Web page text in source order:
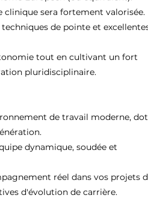
clinique sera fortement valorisée.
de pointe et
tout en cultivant un fort
pluridisciplinaire.
de travail moderne,
dynamique, soudée et
réel dans vos projets
d'évolution de carrière.